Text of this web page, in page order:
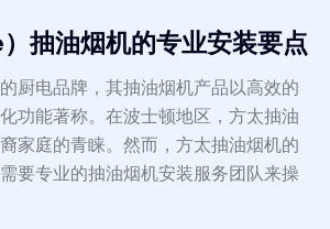
抽油烟机的专业安装要点
厨电品牌，其抽油烟机产品以高效的
功能著称。在波士顿地区，方太抽油
家庭的青睐。然而，方太抽油烟机的
要专业的抽油烟机安装服务团队来操